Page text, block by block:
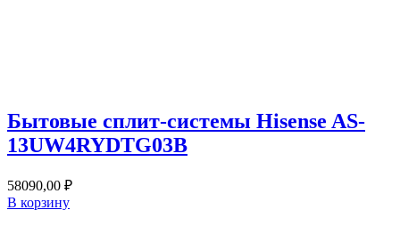
Бытовые сплит-системы Hisense AS-
13UW4RYDTG03B
58090,00 ₽
В корзину